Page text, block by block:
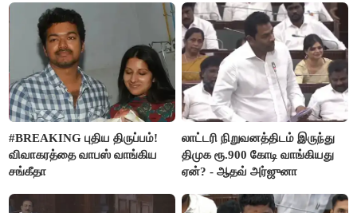
#BREAKING புதிய திருப்பம்!
விவாகரத்தை வாபஸ் வாங்கிய
சங்கீதா
லாட்டரி நிறுவனத்திடம் இருந்து
திமுக ரூ.900 கோடி வாங்கியது
ஏன்? - ஆதவ் அர்ஜுனா